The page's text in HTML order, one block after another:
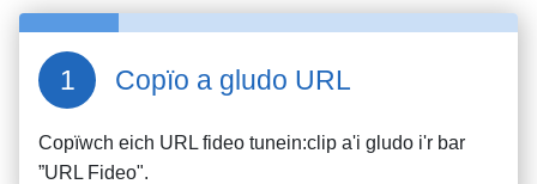
Copïo a gludo URL
Copïwch eich URL fideo tunein:clip a'i gludo i'r bar
”URL Fideo".